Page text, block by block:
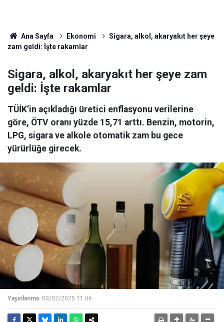
Ana Sayfa Ekonomi
Sigara, alkol, akaryakıt her şeye
zam geldi: İşte rakamlar
Sigara, alkol, akaryakıt her şeye zam
geldi: İşte rakamlar
TÜİK’in açıkladığı üretici enflasyonu verilerine
göre, ÖTV oranı yüzde 15,71 arttı. Benzin, motorin,
LPG, sigara ve alkole otomatik zam bu gece
yürürlüğe girecek.
Yayınlanma: 03/07/2025 11:06